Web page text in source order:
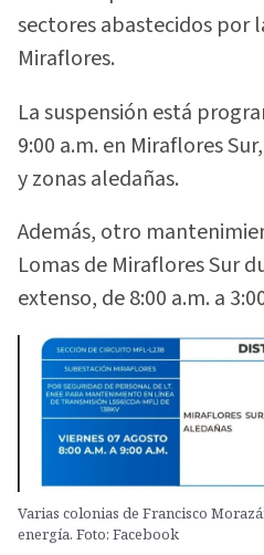
sectores abastecidos por
Miraflores.
La suspensión está
9:00 a.m. en Miraflores
y zonas aledañas.
Además, otro
Lomas de Miraflores Sur
extenso, de 8:00 a.m. a
Varias colonias de Francisco
energía. Foto: Facebook